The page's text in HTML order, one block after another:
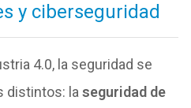
y ciberseguridad
4.0, la seguridad se
distintos: la seguridad de